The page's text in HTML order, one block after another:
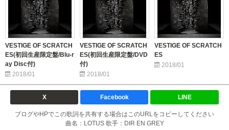
VESTIGE OF SCRATCH
ES(初回生産限定盤/Blu-r
ay Disc付)
2018/01
VESTIGE OF SCRATCH
ES(初回生産限定盤/DVD
付)
2018/01
VESTIGE OF SCRATCH
ES
2018/01
X Facebook LINE
ブログやHPでこの歌詞を共有する場合はこのURLをコピーしてください
曲名：LOTUS 歌手：DIR EN GREY